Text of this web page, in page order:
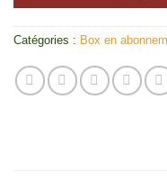
Catégories : Box en